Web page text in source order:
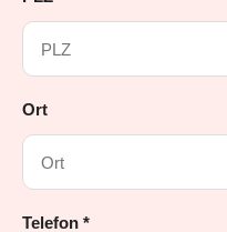
Ort
Telefon *